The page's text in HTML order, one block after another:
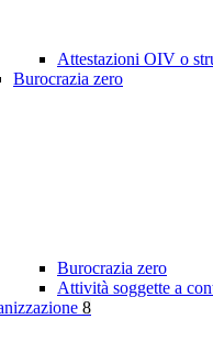
Attestazioni OIV o
Burocrazia zero
Burocrazia zero
Attività soggette a
8